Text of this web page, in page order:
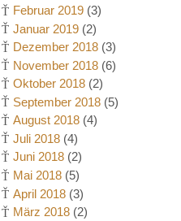
Februar 2019 (3)
Januar 2019 (2)
Dezember 2018 (3)
November 2018 (6)
Oktober 2018 (2)
September 2018 (5)
August 2018 (4)
Juli 2018 (4)
Juni 2018 (2)
Mai 2018 (5)
April 2018 (3)
März 2018 (2)